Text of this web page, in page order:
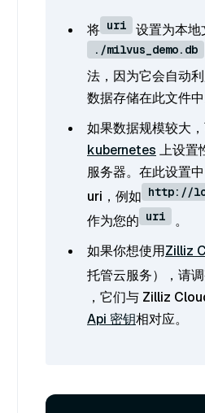
将 uri 设置为本地
./milvus_demo.db
法，因为它会自动
数据存储在此文件中
如果数据规模较大
kubernetes 上设置
服务器。在此设置
uri，例如 http://
作为您的 uri
。
如果你想使用Zilliz
托管云服务），请
，它们与 Zilliz
Api 密钥相对应。